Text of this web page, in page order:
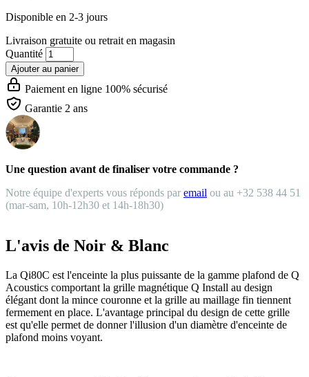
Disponible en 2-3 jours
Livraison gratuite ou retrait en magasin
Quantité
Ajouter au panier
Paiement en ligne 100% sécurisé
Garantie 2 ans
Une question avant de finaliser votre commande ?
Notre équipe d'experts vous réponds par email ou au +32 538 44 51
(mar-sam, 10h-12h30 et 14h-18h30)
L'avis de Noir & Blanc
La Qi80C est l'enceinte la plus puissante de la gamme plafond de Q
Acoustics comportant la grille magnétique Q Install au design
élégant dont la mince couronne et la grille au maillage fin tiennent
fermement en place. L'avantage principal du design de cette grille
est qu'elle permet de donner l'illusion d'un diamètre d'enceinte de
plafond moins voyant.